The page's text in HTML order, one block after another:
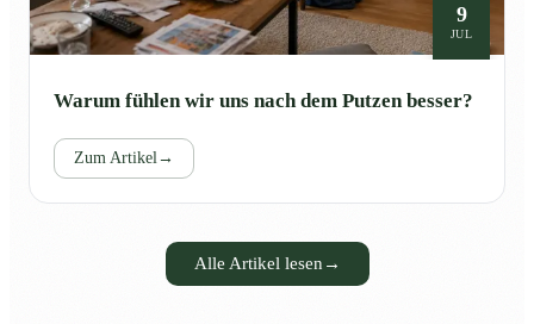
9
JUL
Warum fühlen wir uns nach dem Putzen besser?
Zum Artikel→
Alle Artikel lesen →